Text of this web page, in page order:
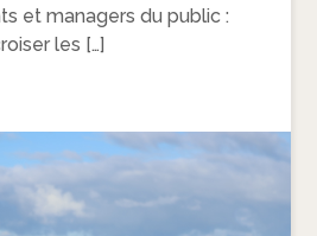
et managers du public :
les […]